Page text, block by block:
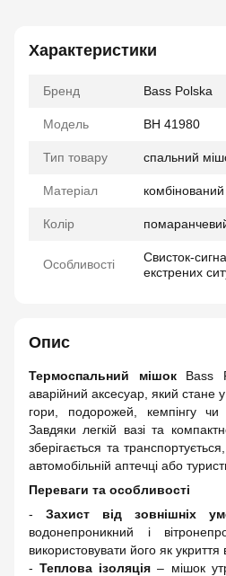
Характеристики
Бренд Bass Polska
Модель BH 41980
Тип товару спальний
Матеріал комбінований
Колір
Особливості
Свисток-
екстрених
Опис
Термоспальний мішокBass
аварійний аксесуар, який стане
гори, подорожей, кемпінгу чи
Завдяки легкій вазі та
зберігається та
автомобільній аптечці або
Переваги та особливості
- Захист від зовнішніх
водонепроникний і
використовувати його як укриття
-Теплова ізоляція – мішок